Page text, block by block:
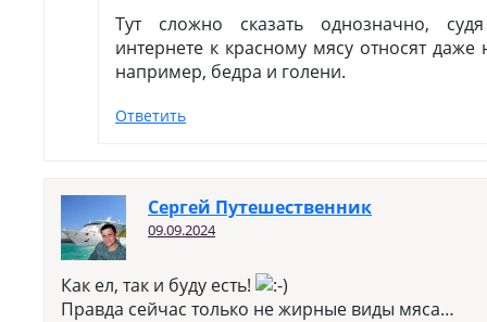
Тут сложно сказать однозначно,
интернете к красному мясу относят даже
например, бедра и голени.
Ответить
Сергей Путешественник
09.09.2024
Как ел, так и буду есть!
Правда сейчас только не жирные виды мяса…